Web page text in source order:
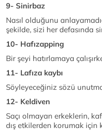
9- Sinirbaz
Nasıl olduğunu
şekilde, sizi her defasında
10- Hafızapping
Bir şeyi hatırlamaya
11- Lafıza kaybı
Söyleyeceğiniz sözü
12- Keldiven
Saçı olmayan erkeklerin,
dış etkilerden korumak için